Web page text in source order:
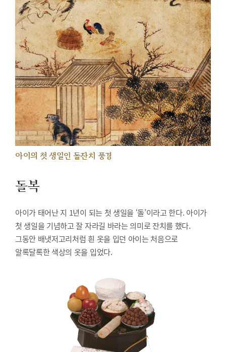
아이의 첫 생일인 돌잔치 풍경
돌복
아이가 태어난 지 1년이 되는 첫 생일을 ‘돌’이라고 한다. 아이가
첫 생일을 기념하고 잘 자라길 바라는 의미로 잔치를 했다.
그동안 배냇저고리처럼 흰 옷을 입던 아이는 처음으로
알록달록한 색상의 옷을 입었다.